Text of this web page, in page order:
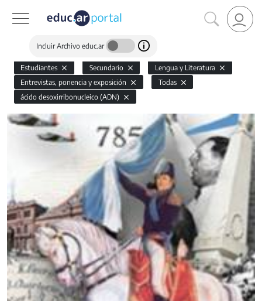
Incluir Archivo educ.ar
Estudiantes Secundario
Lengua y Literatura
Entrevistas, ponencia y exposición
Todas
ácido desoxirribonucleico (ADN)